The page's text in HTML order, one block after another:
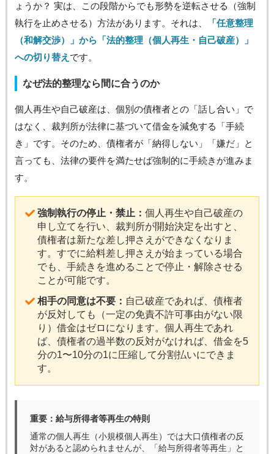
ょうか？ 実は、この段階からでも形勢を逆転させる（強制
執行を止めさせる）方法があります。それは、
「任意整理
（和解交渉）」から「法的整理（個人再生・自己破産）」
への切り替え です。
なぜ法的整理なら間に合うのか
個人再生や自己破産は、個別の債権者との「話し合い」で
はなく、裁判所が法律に基づいて借金を減免する「手続
き」です。そのため、債権者が「納得しない」「嫌だ」と
言っても、法律の要件を満たせば強制的に手続きが進みま
す。
強制執行の停止・禁止： 個人再生や自己破産の
申し立てを行い、裁判所が開始決定を出すと、
債権者は新たな差し押さえができなくなりま
す。すでに給料差し押さえが始まっている場合
でも、手続きを進めることで停止・解除させる
ことが可能です。
相手の同意は不要： 自己破産であれば、債権者
が反対しても（一定の免責不許可事由がない限
り）借金はゼロになります。個人再生であれ
ば、債権者の過半数の反対がなければ、借金を5
分の1〜10分の1に圧縮して分割払いにできま
す。
重要：給与所得者等再生の特則
通常の個人再生（小規模個人再生）では大口債権者の反
対があると認められませんが、「給与所得者等再生」と